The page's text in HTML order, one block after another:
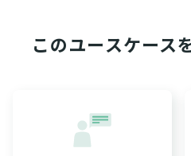
このユースケース